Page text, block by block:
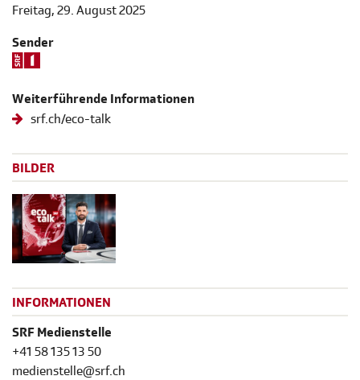
Freitag, 29. August 2025
Sender
Weiterführende Informationen
srf.ch/eco-talk
BILDER
INFORMATIONEN
SRF Medienstelle
+41 58 135 13 50
medienstelle@srf.ch